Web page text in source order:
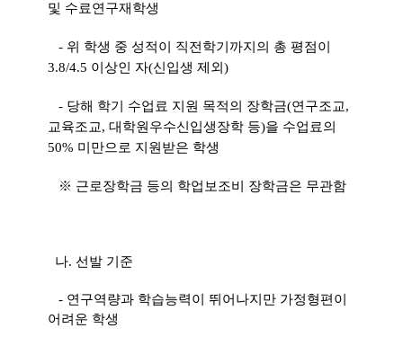
및 수료연구재학생
- 위 학생 중 성적이 직전학기까지의 총 평점이
3.8/4.5 이상인 자(신입생 제외)
- 당해 학기 수업료 지원 목적의 장학금(연구조교,
교육조교, 대학원우수신입생장학 등)을 수업료의
50% 미만으로 지원받은 학생
※ 근로장학금 등의 학업보조비 장학금은 무관함
나. 선발 기준
- 연구역량과 학습능력이 뛰어나지만 가정형편이
어려운 학생